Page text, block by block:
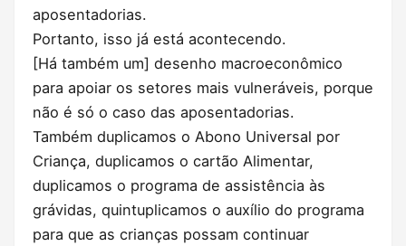
aposentadorias.
Portanto, isso já está acontecendo.
[Há também um] desenho macroeconômico
para apoiar os setores mais vulneráveis, porque
não é só o caso das aposentadorias.
Também duplicamos o Abono Universal por
Criança, duplicamos o cartão Alimentar,
duplicamos o programa de assistência às
grávidas, quintuplicamos o auxílio do programa
para que as crianças possam continuar